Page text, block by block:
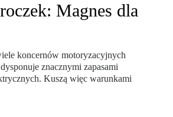
Magnes dla
koncernów motoryzacyjnych
znacznymi zapasami
Kuszą więc warunkami